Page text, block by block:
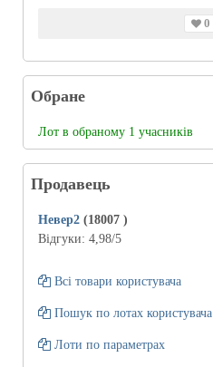
0
Обране
Лот в обраному 1 учасників
Продавець
Невер2 (18007 )
Відгуки: 4,98/5
Всі товари користувача
Пошук по лотах користувача
Лоти по параметрах